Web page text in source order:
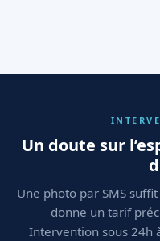
Un doute sur
Une photo par SMS
donne un tarif
Intervention sous 24h